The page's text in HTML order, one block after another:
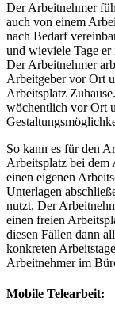
Der Arbeitnehmer
auch von einem
nach Bedarf
und wieviele Tage er
Der Arbeitnehmer
Arbeitgeber vor Ort
Arbeitsplatz
wöchentlich vor Ort
So kann es für den
Arbeitsplatz bei dem
einen eigenen
Unterlagen
nutzt. Der
einen freien
diesen Fällen dann
konkreten
Arbeitnehmer im
Mobile Telearbeit: